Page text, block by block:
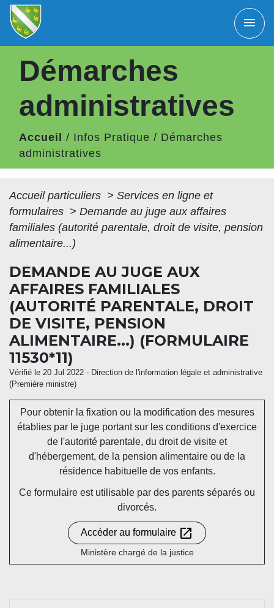
menu
Démarches
administratives
Accueil / Infos Pratique / Démarches
administratives
Accueil particuliers > Services en ligne et
formulaires > Demande au juge aux affaires
familiales (autorité parentale, droit de visite, pension
alimentaire...)
DEMANDE AU JUGE AUX
AFFAIRES FAMILIALES
(AUTORITÉ PARENTALE, DROIT
DE VISITE, PENSION
ALIMENTAIRE...) (FORMULAIRE
11530*11)
Vérifié le 20 Jul 2022 - Direction de l'information légale et administrative
(Première ministre)
Pour obtenir la fixation ou la modification des mesures
établies par le juge portant sur les conditions d'exercice
de l'autorité parentale, du droit de visite et
d'hébergement, de la pension alimentaire ou de la
résidence habituelle de vos enfants.
Ce formulaire est utilisable par des parents séparés ou
divorcés.
Accéder au formulaire open_in_new
Ministère chargé de la justice